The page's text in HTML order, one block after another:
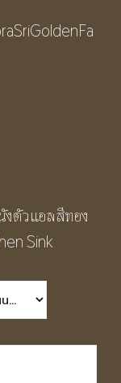
งตัวแอลสีทอง
Sink